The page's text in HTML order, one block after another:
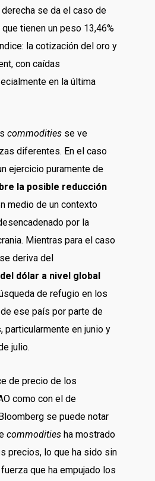
derecha se da el caso de
que tienen un peso 13,46%
la cotización del oro y
con caídas
en la última
commodities se ve
diferentes. En el caso
ejercicio puramente de
la posible reducción
medio de un contexto
por la
Mientras para el caso
deriva del
dólar a nivel global
de refugio en los
ese país por parte de
particularmente en junio y
julio.
de precio de los
como con el de
se puede notar
commodities ha mostrado
precios, lo que ha sido sin
que ha empujado los